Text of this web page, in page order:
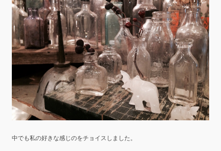
中でも私の好きな感じのをチョイスしました。